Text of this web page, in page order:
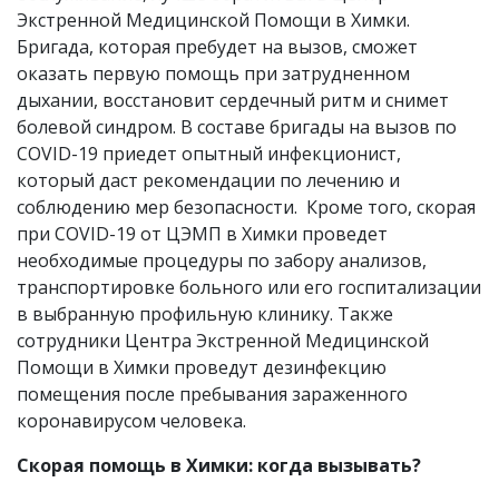
Экстренной Медицинской Помощи в Химки.
Бригада, которая пребудет на вызов, сможет
оказать первую помощь при затрудненном
дыхании, восстановит сердечный ритм и снимет
болевой синдром. В составе бригады на вызов по
COVID-19 приедет опытный инфекционист,
который даст рекомендации по лечению и
соблюдению мер безопасности. Кроме того, скорая
при COVID-19 от ЦЭМП в Химки проведет
необходимые процедуры по забору анализов,
транспортировке больного или его госпитализации
в выбранную профильную клинику. Также
сотрудники Центра Экстренной Медицинской
Помощи в Химки проведут дезинфекцию
помещения после пребывания зараженного
коронавирусом человека.
Скорая помощь в Химки: когда вызывать?